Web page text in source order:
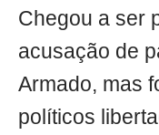
Chegou a ser
acusação de
Armado, mas
políticos